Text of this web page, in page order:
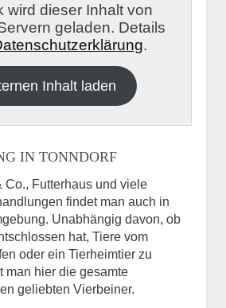
wird dieser Inhalt von
geladen. Details
.
Inhalt laden
IN TONNDORF
Co., Futterhaus und viele
findet man auch in
Unabhängig davon, ob
hat, Tiere vom
oder ein Tierheimtier zu
man hier die gesamte
geliebten Vierbeiner.